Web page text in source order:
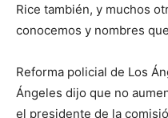
Rice también, y muchos
conocemos y nombres
Reforma policial de Los
Ángeles dijo que no
el presidente de la